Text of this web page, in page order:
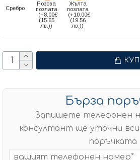
Сребро
Розова
позлата
(+8.00€
(15.65
лв.))
Жълта
позлата
(+10.00€
(19.56
лв.))
Бърза
Запишете телефонен
консултант ще уточни
поръчката